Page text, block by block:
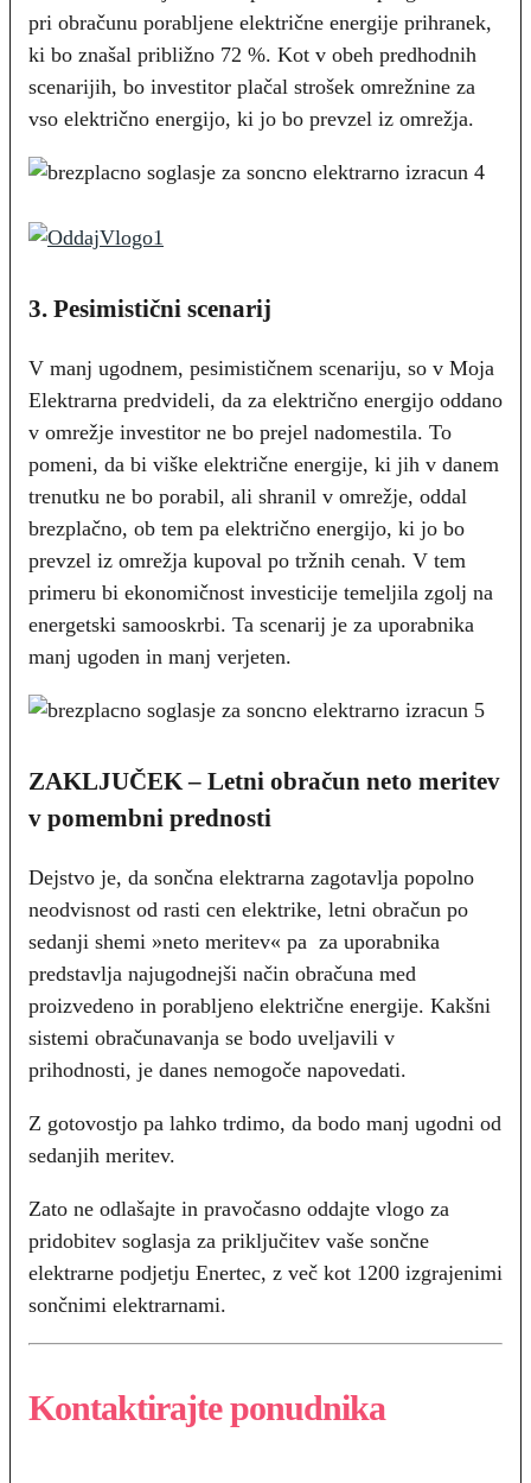
pri obračunu porabljene električne energije prihranek,
ki bo znašal približno 72 %. Kot v obeh predhodnih
scenarijih, bo investitor plačal strošek omrežnine za
vso električno energijo, ki jo bo prevzel iz omrežja.
3. Pesimistični scenarij
V manj ugodnem, pesimističnem scenariju, so v Moja
Elektrarna predvideli, da za električno energijo oddano
v omrežje investitor ne bo prejel nadomestila. To
pomeni, da bi viške električne energije, ki jih v danem
trenutku ne bo porabil, ali shranil v omrežje, oddal
brezplačno, ob tem pa električno energijo, ki jo bo
prevzel iz omrežja kupoval po tržnih cenah. V tem
primeru bi ekonomičnost investicije temeljila zgolj na
energetski samooskrbi. Ta scenarij je za uporabnika
manj ugoden in manj verjeten.
ZAKLJUČEK – Letni obračun neto meritev
v pomembni prednosti
Dejstvo je, da sončna elektrarna zagotavlja popolno
neodvisnost od rasti cen elektrike, letni obračun po
sedanji shemi »neto meritev« pa za uporabnika
predstavlja najugodnejši način obračuna med
proizvedeno in porabljeno električne energije. Kakšni
sistemi obračunavanja se bodo uveljavili v
prihodnosti, je danes nemogoče napovedati.
Z gotovostjo pa lahko trdimo, da bodo manj ugodni od
sedanjih meritev.
Zato ne odlašajte in pravočasno oddajte vlogo za
pridobitev soglasja za priključitev vaše sončne
elektrarne podjetju Enertec, z več kot 1200 izgrajenimi
sončnimi elektrarnami.
Kontaktirajte ponudnika